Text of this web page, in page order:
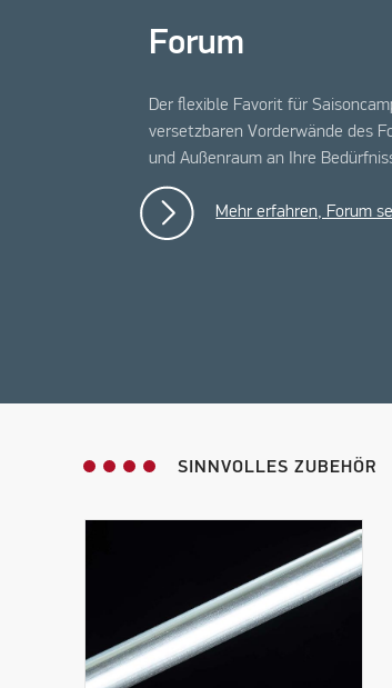
Forum
Der flexible Favorit für
versetzbaren Vorderwände des
und Außenraum an Ihre
Mehr erfahren, Forum
SINNVOLLES ZUBEHÖR